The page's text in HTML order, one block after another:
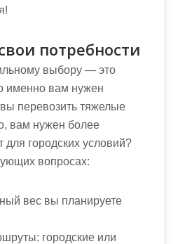
потребности
выбору — это
именно вам нужен
вы перевозить тяжелые
вам нужен более
для городских условий?
вопросах:
вес вы планируете
городские или